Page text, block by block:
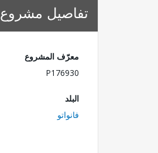
تفاصيل مشروع
معرّف المشروع
P176930
البلد
فانواتو